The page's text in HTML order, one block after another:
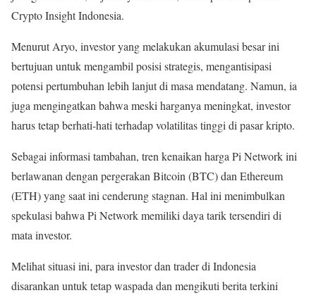
Crypto Insight Indonesia.
Menurut Aryo, investor yang melakukan akumulasi besar ini
bertujuan untuk mengambil posisi strategis, mengantisipasi
potensi pertumbuhan lebih lanjut di masa mendatang. Namun, ia
juga mengingatkan bahwa meski harganya meningkat, investor
harus tetap berhati-hati terhadap volatilitas tinggi di pasar kripto.
Sebagai informasi tambahan, tren kenaikan harga Pi Network ini
berlawanan dengan pergerakan Bitcoin (BTC) dan Ethereum
(ETH) yang saat ini cenderung stagnan. Hal ini menimbulkan
spekulasi bahwa Pi Network memiliki daya tarik tersendiri di
mata investor.
Melihat situasi ini, para investor dan trader di Indonesia
disarankan untuk tetap waspada dan mengikuti berita terkini